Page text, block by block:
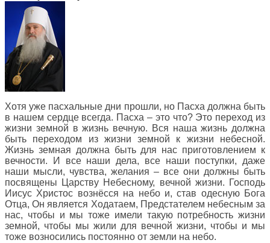
Хотя уже пасхальные дни прошли, но Пасха должна быть
в нашем сердце всегда. Пасха – это что? Это переход из
жизни земной в жизнь вечную. Вся наша жизнь должна
быть переходом из жизни земной к жизни небесной.
Жизнь земная должна быть для нас приготовлением к
вечности. И все наши дела, все наши поступки, даже
наши мысли, чувства, желания – все они должны быть
посвящены Царству Небесному, вечной жизни. Господь
Иисус Христос вознёсся на небо и, став одесную Бога
Отца, Он является Ходатаем, Предстателем небесным за
нас, чтобы и мы тоже имели такую потребность жизни
земной, чтобы мы жили для вечной жизни, чтобы и мы
тоже возносились постоянно от земли на небо.